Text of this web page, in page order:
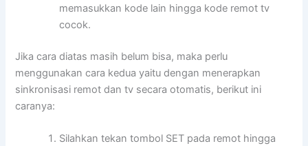
memasukkan kode lain hingga kode remot tv
cocok.
Jika cara diatas masih belum bisa, maka perlu
menggunakan cara kedua yaitu dengan menerapkan
sinkronisasi remot dan tv secara otomatis, berikut ini
caranya:
Silahkan tekan tombol SET pada remot hingga